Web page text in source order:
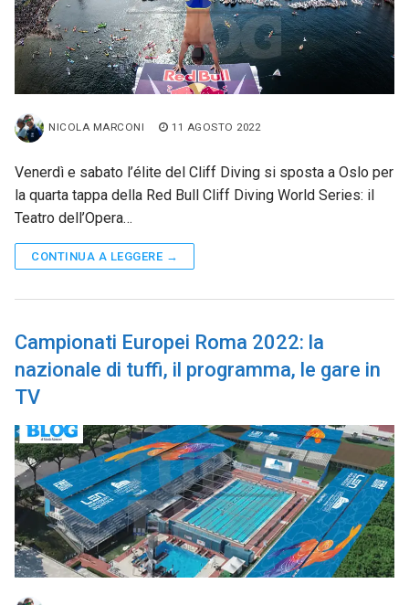
NICOLA MARCONI 11 AGOSTO 2022
Venerdì e sabato l’élite del Cliff Diving si sposta a Oslo per
la quarta tappa della Red Bull Cliff Diving World Series: il
Teatro dell’Opera…
CONTINUA A LEGGERE →
Campionati Europei Roma 2022: la
nazionale di tuffi, il programma, le gare in
TV